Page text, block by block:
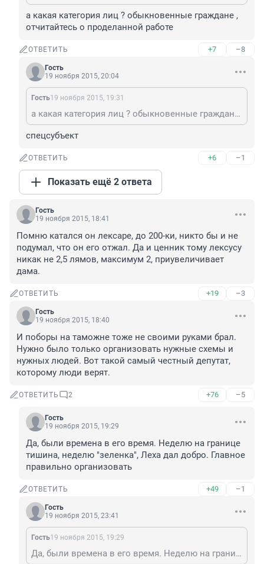
a какая категория лиц ? обыкновенные граждане ,
отчитайтесь о проделанной работе
ОТВЕТИТЬ +7 –8
Гость
19 ноября 2015, 20:04
Гость19 ноября 2015, 19:31
a какая категория лиц ? обыкновенные граждане , отчитайтесь о проделанной работе
спецсубъект
ОТВЕТИТЬ +6 –1
Показать ещё 2 ответа
Гость
19 ноября 2015, 18:41
Помню катался он лексаре, до 200-ки, никто бы и не
подумал, что он его отжал. Да и ценник тому лексусу
никак не 2,5 лямов, максимум 2, приувеличивает
дама.
ОТВЕТИТЬ +19 –3
Гость
19 ноября 2015, 18:40
И поборы на таможне тоже не своими руками брал.
Нужно было только организовать нужные схемы и
нужных людей. Вот такой самый честный депутат,
которому люди верят.
ОТВЕТИТЬ 2 +76 –5
Гость
19 ноября 2015, 19:29
Да, были времена в его время. Неделю на границе
тишина, неделю "зеленка", Леха дал добро. Главное
правильно организовать
ОТВЕТИТЬ +49 –1
Гость
19 ноября 2015, 23:41
Гость19 ноября 2015, 19:29
Да, были времена в его время. Неделю на границе тишина, неделю "зеленка", Леха дал добро. Главное правильно организовать